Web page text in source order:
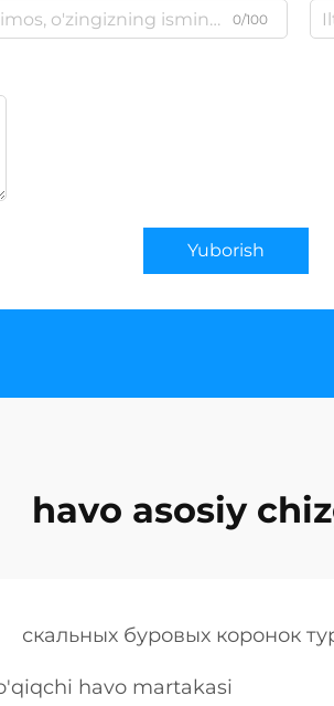
0/100
Yuborish
havo asosiy
скальных буровых коронок
havo martakasi